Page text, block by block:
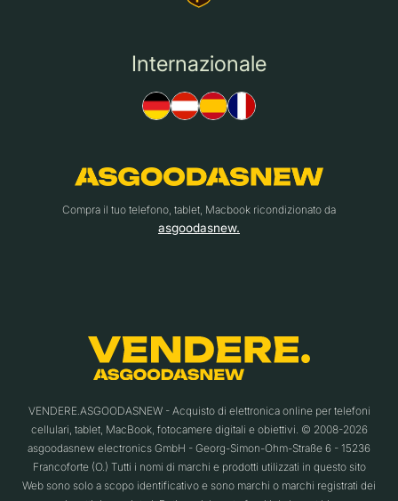
Internazionale
Compra il tuo telefono, tablet, Macbook ricondizionato da
asgoodasnew.
VENDERE.ASGOODASNEW - Acquisto di elettronica online per telefoni
cellulari, tablet, MacBook, fotocamere digitali e obiettivi. © 2008-2026
asgoodasnew electronics GmbH - Georg-Simon-Ohm-Straße 6 - 15236
Francoforte (O.) Tutti i nomi di marchi e prodotti utilizzati in questo sito
Web sono solo a scopo identificativo e sono marchi o marchi registrati dei